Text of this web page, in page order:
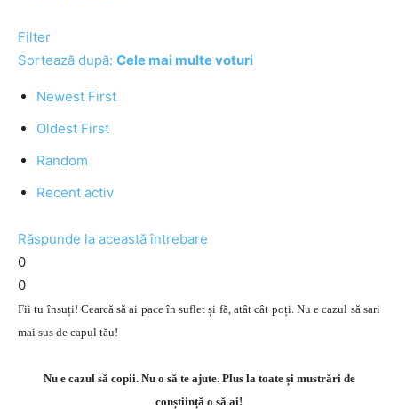
Filter
Sortează după: Cele mai multe voturi
Newest First
Oldest First
Random
Recent activ
Răspunde la această întrebare
0
0
Fii tu însuți! Cearcă să ai pace în suflet și fă, atât cât poți. Nu e cazul să sari
mai sus de capul tău!
Nu e cazul să copii. Nu o să te ajute. Plus la toate și mustrări de
conștiință o să ai!